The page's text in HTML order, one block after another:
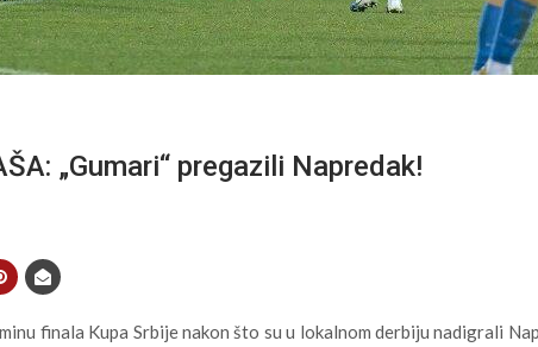
„Gumari“ pregazili Napredak!
finala Kupa Srbije nakon što su u lokalnom derbiju nadigrali